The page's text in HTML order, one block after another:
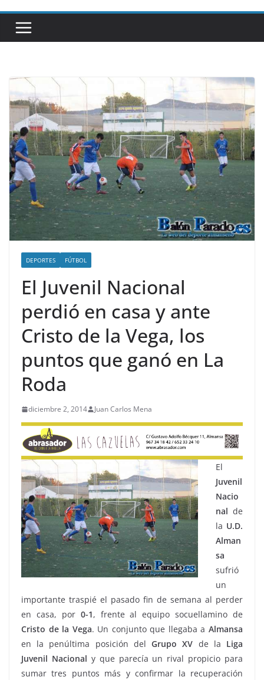
DEPORTES FÚTBOL
El Juvenil Nacional
perdió en casa y ante
Cristo de la Vega, los
puntos que ganó en La
Roda
diciembre 2, 2014 Juan Carlos Mena
El
Juvenil
Nacio
nal de
la U.D.
Alman
sa
sufrió
un
importante traspié el pasado fin de semana al perder
en casa, por 0-1, frente al equipo socuellamino de
Cristo de la Vega. Un conjunto que llegaba aAlmansa
en la penúltima posición delGrupo XV de la Liga
Juvenil Nacional y que parecía un rival propicio para
sumar tres puntos más y confirmar la recuperación